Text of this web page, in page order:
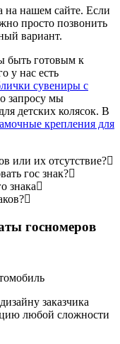
на нашем сайте. Если
просто позвонить
вариант.
быть готовым к
у нас есть
сувениры с
запросу мы
детских колясок. В
крепления для
или их отсутствие?
гос знак?
знака
госномеров
заказчика
любой сложности